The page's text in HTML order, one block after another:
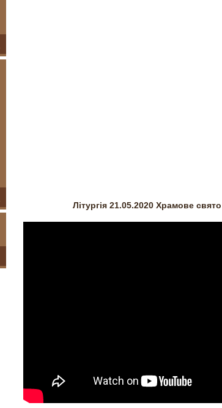
Літургія 21.05.2020 Храмове